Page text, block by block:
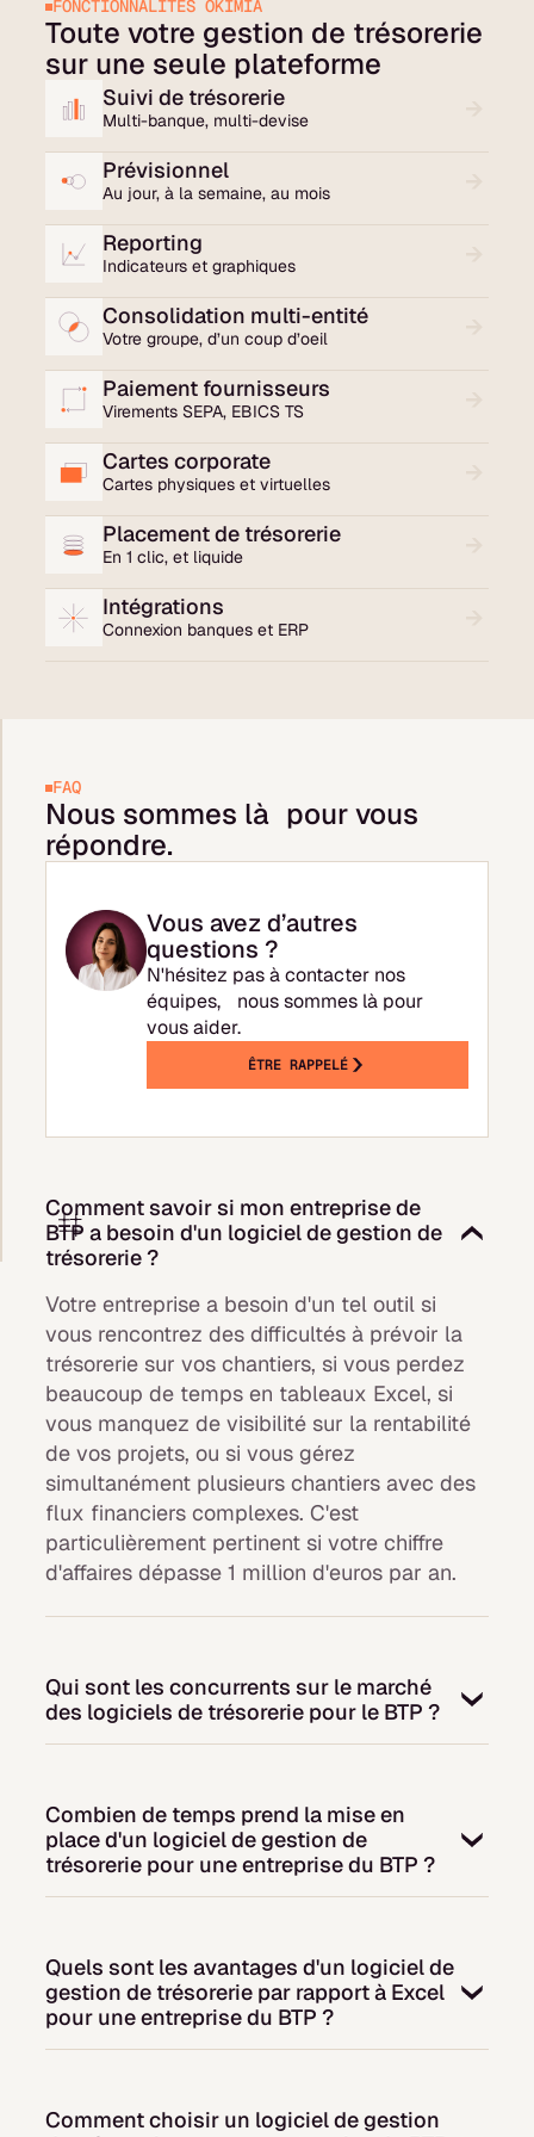
FONCTIONNALITÉS OKIMIA
Toute votre gestion de trésorerie
sur une seule plateforme
Suivi de trésorerie
Multi-banque, multi-devise
Prévisionnel
Au jour, à la semaine, au mois
Reporting
Indicateurs et graphiques
Consolidation multi-entité
Votre groupe, d’un coup d’oeil
Paiement fournisseurs
Virements SEPA, EBICS TS
Cartes corporate
Cartes physiques et virtuelles
Placement de trésorerie
En 1 clic, et liquide
Intégrations
Connexion banques et ERP
FAQ
Nous sommes là pour vous
répondre.
Vous avez d’autres
questions ?
N'hésitez pas à contacter nos
équipes, nous sommes là pour
vous aider.
ÊTRE RAPPELÉ
Comment savoir si mon entreprise de
BTP a besoin d'un logiciel de gestion de
trésorerie ?
Votre entreprise a besoin d'un tel outil si
vous rencontrez des difficultés à prévoir la
trésorerie sur vos chantiers, si vous perdez
beaucoup de temps en tableaux Excel, si
vous manquez de visibilité sur la rentabilité
de vos projets, ou si vous gérez
simultanément plusieurs chantiers avec des
flux financiers complexes. C'est
particulièrement pertinent si votre chiffre
d'affaires dépasse 1 million d'euros par an.
Qui sont les concurrents sur le marché
des logiciels de trésorerie pour le BTP ?
généralistes. Le choix dépend de la taille de
votre entreprise, de la complexité de vos
projets et de votre budget. Les solutions les
spécifiques au BTP.
Combien de temps prend la mise en
place d'un logiciel de gestion de
trésorerie pour une entreprise du BTP ?
quelques semaines). Le délai dépend du
nombre de chantiers simultanés, de la
diversité de vos activités (bâtiment, travaux
s'adapter rapidement aux spécificités de vos
Quels sont les avantages d'un logiciel de
gestion de trésorerie par rapport à Excel
pour une entreprise du BTP ?
spécifiques au BTP, réduisant
Comment choisir un logiciel de gestion